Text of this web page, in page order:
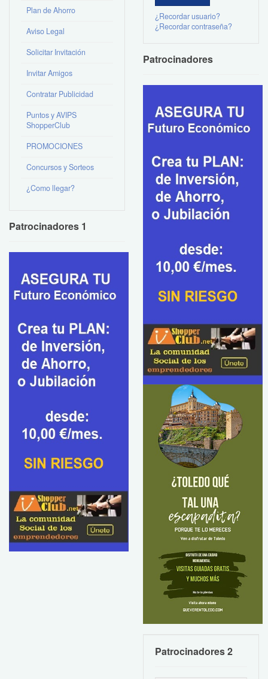
Plan de Ahorro
Aviso Legal
Solicitar Invitación
Invitar Amigos
Contratar Publicidad
Puntos y AVIPS
ShopperClub
PROMOCIONES
Concursos y Sorteos
¿Como llegar?
Patrocinadores 1
¿Recordar usuario?
¿Recordar contraseña?
Patrocinadores
Patrocinadores 2